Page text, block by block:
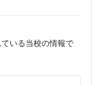
いる当校の情報で